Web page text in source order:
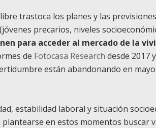
trastoca los planes y las
precarios, niveles
para acceder al mercado de la
de Fotocasa Research desde 2017
están abandonando en
estabilidad laboral y situación
en estos momentos buscar